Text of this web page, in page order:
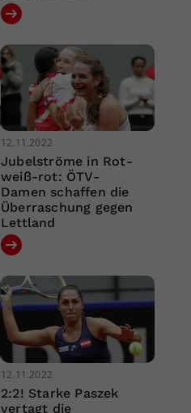
12.11.2022
Jubelströme in Rot-
weiß-rot: ÖTV-
Damen schaffen die
Überraschung gegen
Lettland
12.11.2022
2:2! Starke Paszek
vertagt die